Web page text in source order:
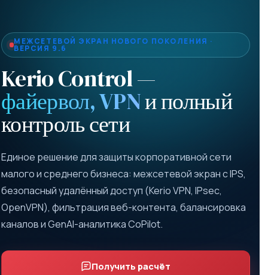
МЕЖСЕТЕВОЙ ЭКРАН НОВОГО ПОКОЛЕНИЯ ·
ВЕРСИЯ 9.6
Kerio Control —
файервол, VPNи полный
контроль сети
Единое решение для защиты корпоративной сети
малого и среднего бизнеса: межсетевой экран с IPS,
безопасный удалённый доступ (Kerio VPN, IPsec,
OpenVPN), фильтрация веб-контента, балансировка
каналов и GenAI-аналитика CoPilot.
Получить расчёт